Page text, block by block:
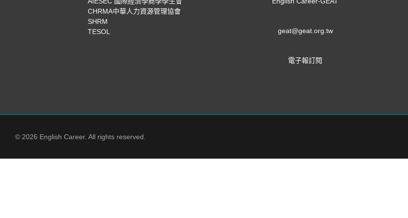
CHRMA中華人力資源管理協會
SHRM
TESOL
geat@geat.org.tw
電子報訂閱
© 2026 English Career. All rights reserved.